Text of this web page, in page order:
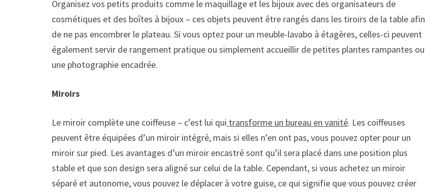
Organisez vos petits produits comme le maquillage et les bijoux avec des organisateurs de
cosmétiques et des boîtes à bijoux – ces objets peuvent être rangés dans les tiroirs de la table afin
de ne pas encombrer le plateau. Si vous optez pour un meuble-lavabo à étagères, celles-ci peuvent
également servir de rangement pratique ou simplement accueillir de petites plantes rampantes ou
une photographie encadrée.
Miroirs
Le miroir complète une coiffeuse – c’est lui qui transforme un bureau en vanité. Les coiffeuses
peuvent être équipées d’un miroir intégré, mais si elles n’en ont pas, vous pouvez opter pour un
miroir sur pied. Les avantages d’un miroir encastré sont qu’il sera placé dans une position plus
stable et que son design sera aligné sur celui de la table. Cependant, si vous achetez un miroir
séparé et autonome, vous pouvez le déplacer à votre guise, ce qui signifie que vous pouvez créer